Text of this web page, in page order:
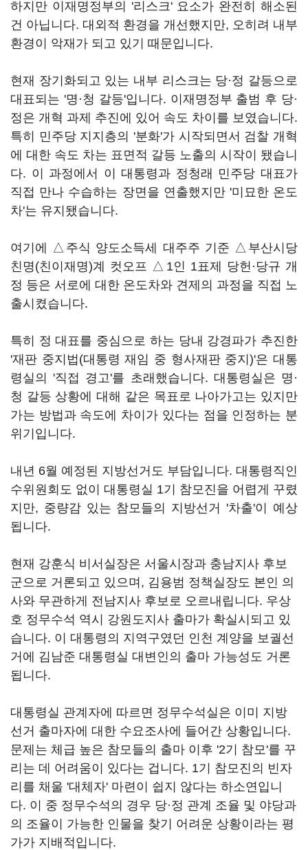
하지만 이재명정부의 '리스크' 요소가 완전히 해소된
건 아닙니다. 대외적 환경을 개선했지만, 오히려 내부
환경이 악재가 되고 있기 때문입니다.
현재 장기화되고 있는 내부 리스크는 당·정 갈등으로
대표되는 '명·청 갈등'입니다. 이재명정부 출범 후 당·
정은 개혁 과제 추진에 있어 속도 차이를 보였습니다.
특히 민주당 지지층의 '분화'가 시작되면서 검찰 개혁
에 대한 속도 차는 표면적 갈등 노출의 시작이 됐습니
다. 이 과정에서 이 대통령과 정청래 민주당 대표가
직접 만나 수습하는 장면을 연출했지만 '미묘한 온도
차'는 유지됐습니다.
여기에 △주식 양도소득세 대주주 기준 △부산시당
친명(친이재명)계 컷오프 △1인 1표제 당헌·당규 개
정 등은 서로에 대한 온도차와 견제의 과정을 직접 노
출시켰습니다.
특히 정 대표를 중심으로 하는 당내 강경파가 추진한
'재판 중지법(대통령 재임 중 형사재판 중지)'은 대통
령실의 '직접 경고'를 초래했습니다. 대통령실은 명·
청 갈등 상황에 대해 같은 목표로 나아가고는 있지만
가는 방법과 속도에 차이가 있다는 점을 인정하는 분
위기입니다.
내년 6월 예정된 지방선거도 부담입니다. 대통령직인
수위원회도 없이 대통령실 1기 참모진을 어렵게 꾸렸
지만, 중량감 있는 참모들의 지방선거 '차출'이 예상
됩니다.
현재 강훈식 비서실장은 서울시장과 충남지사 후보
군으로 거론되고 있으며, 김용범 정책실장도 본인 의
사와 무관하게 전남지사 후보로 오르내립니다. 우상
호 정무수석 역시 강원도지사 출마가 확실시되고 있
습니다. 이 대통령의 지역구였던 인천 계양을 보궐선
거에 김남준 대통령실 대변인의 출마 가능성도 거론
됩니다.
대통령실 관계자에 따르면 정무수석실은 이미 지방
선거 출마자에 대한 수요조사에 들어간 상황입니다.
문제는 체급 높은 참모들의 출마 이후 '2기 참모'를 꾸
리는 데 어려움이 있다는 겁니다. 1기 참모진의 빈자
리를 채울 '대체자' 마련이 쉽지 않다는 하소연입니
다. 이 중 정무수석의 경우 당·정 관계 조율 및 야당과
의 조율이 가능한 인물을 찾기 어려운 상황이라는 평
가가 지배적입니다.